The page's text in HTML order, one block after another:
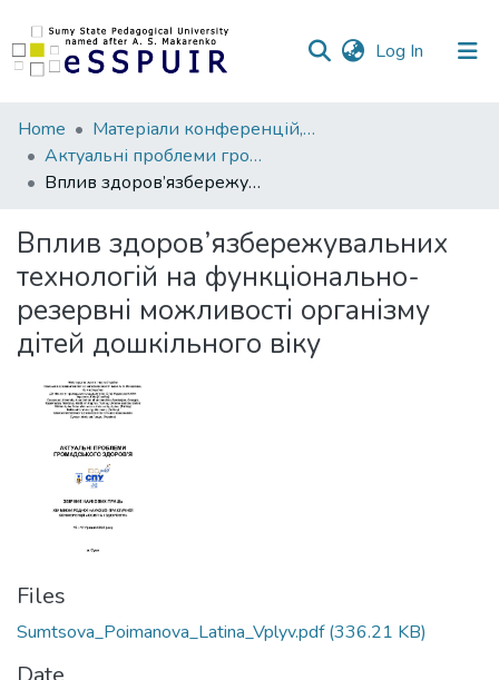
Log In (current)
Communities
&
Collections
Statistics
Home
Матеріали конференцій, семінарів, читань
Актуальні проблеми громадського здоров’я
Вплив здоров’язбережувальних технологій на функціонально-резервні можливості організму дітей дошкільного віку
Вплив здоров’язбережувальних
технологій на функціонально-
резервні можливості організму
дітей дошкільного віку
Files
Sumtsova_Poimanova_Latina_Vplyv.pdf(336.21 KB)